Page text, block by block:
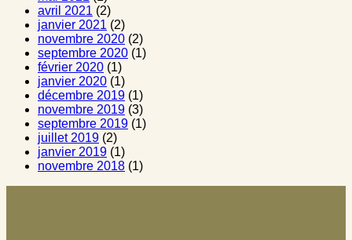
avril 2021 (2)
janvier 2021 (2)
novembre 2020 (2)
septembre 2020 (1)
février 2020 (1)
janvier 2020 (1)
décembre 2019 (1)
novembre 2019 (3)
septembre 2019 (1)
juillet 2019 (2)
janvier 2019 (1)
novembre 2018 (1)